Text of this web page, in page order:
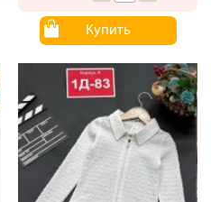
Купить